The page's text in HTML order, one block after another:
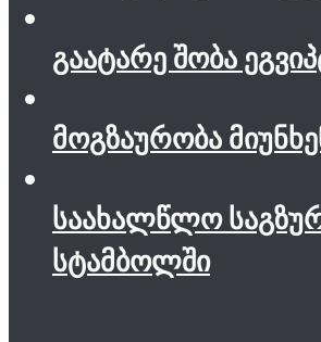
გაატარე შობა
მოგზაურობა
საახალწლო
სტამბოლში